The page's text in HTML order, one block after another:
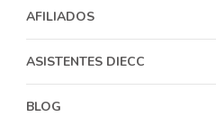
AFILIADOS
ASISTENTES DIECC
BLOG